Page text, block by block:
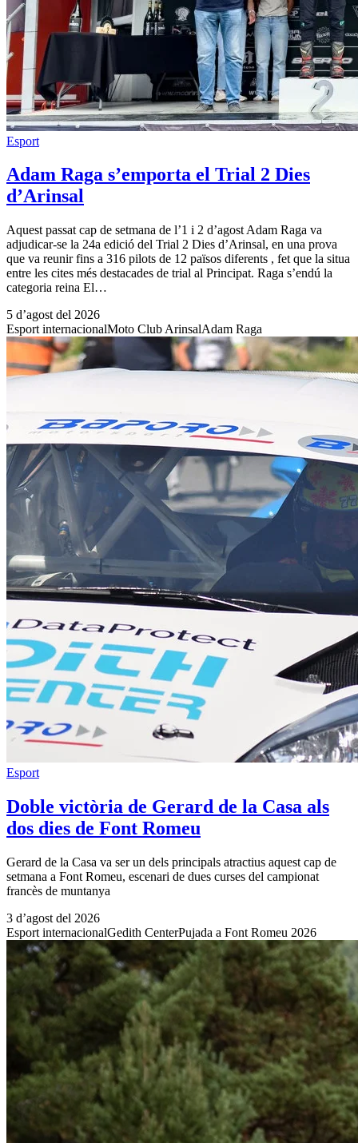
Esport
Adam Raga s’emporta el Trial 2 Dies
d’Arinsal
Aquest passat cap de setmana de l’1 i 2 d’agost Adam Raga va
adjudicar-se la 24a edició del Trial 2 Dies d’Arinsal, en una prova
que va reunir fins a 316 pilots de 12 països diferents , fet que la situa
entre les cites més destacades de trial al Principat. Raga s’endú la
categoria reina El…
5 d’agost del 2026
Esport internacionalMoto Club ArinsalAdam Raga
Esport
Doble victòria de Gerard de la Casa als
dos dies de Font Romeu
Gerard de la Casa va ser un dels principals atractius aquest cap de
setmana a Font Romeu, escenari de dues curses del campionat
francès de muntanya
3 d’agost del 2026
Esport internacionalGedith CenterPujada a Font Romeu 2026